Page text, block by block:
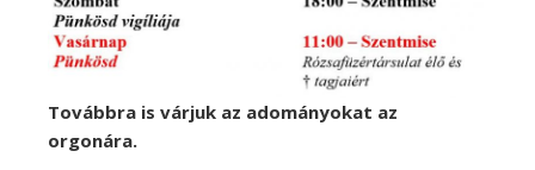
Továbbra is várjuk az adományokat az
orgonára.